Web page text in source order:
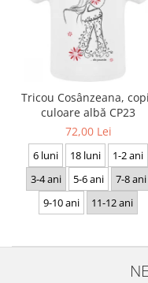
Tricou Cosânzeana,
culoare albă CP23
72,00 Lei
6 luni 18 luni
1-2 ani
3-4 ani
5-6 ani
7-8 ani
9-10 ani
11-12 ani